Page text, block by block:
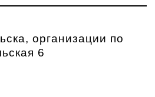
организации по
6